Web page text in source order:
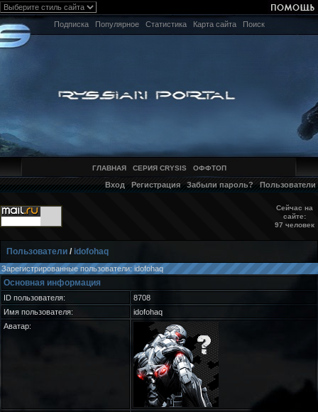
Подписка Популярное Статистика Карта сайта Поиск
ГЛАВНАЯ СЕРИЯ CRYSIS ОФФТОП
Вход Регистрация Забыли пароль? Пользователи
Сейчас на
сайте:
97 человек
Пользователи / idofohaq
Зарегистрированные пользователи: idofohaq
Основная информация
ID пользователя:
8708
Имя пользователя:
idofohaq
Аватар: